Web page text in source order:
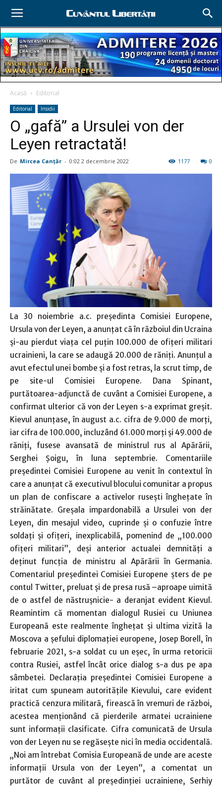
Acasă Editorial
Editorial Insidii
O „gafă” a Ursulei von der
Leyen retractată!
De Mircea Canţăr - 0:02 2 decembrie 2022 0
1177
La 30 noiembrie a.c. preşedinta Comisiei Europene,
Ursula von der Leyen, a anunţat că în războiul din Ucraina
şi-au pierdut viaţa cel puţin 100.000 de ofiţeri militari
ucrainieni, la care se adaugă 20.000 de răniţi. Anunţul a
avut efectul unei bombe şi a fost retras, la scrut timp, de
pe site-ul Comisiei Europene. Dana Spinant,
purtătoarea-adjunctă de cuvânt a Comisiei Europene, a
confirmat ulterior că von der Leyen s-a exprimat greşit.
Kievul anunţase, în august a.c. cifra de 9.000 de morţi,
iar cifra de 100.000, incluzând 61.000 morţi şi 49.000 de
răniţi, fusese avansată de ministrul rus al Apărării,
Serghei Şoigu, în luna septembrie. Comentariile
preşedintei Comisiei Europene au venit în contextul în
care a anunţat că executivul blocului comunitar a propus
un plan de confiscare a activelor ruseşti îngheţate în
străinătate. Greşala impardonabilă a Ursulei von der
Leyen, din mesajul video, cuprinde şi o confuzie între
soldaţi şi ofiţeri, inexplicabilă, pomenind de „100.000
ofiţeri militari”, deşi anterior actualei demnităţi a
deţinut funcţia de ministru al Apărării în Germania.
Comentariul preşedintei Comisiei Europene şters de pe
contul Twitter, preluat şi de presa rusă –aproape uimită
de o astfel de năstruşnicie- a deranjat evident Kievul.
Reamintim că momentan dialogul Rusiei cu Uniunea
Europeană este realmente îngheţat şi ultima vizită la
Moscova a şefului diplomaţiei europene, Josep Borell, în
februarie 2021, s-a soldat cu un eşec, în urma retoricii
contra Rusiei, astfel încât orice dialog s-a dus pe apa
sâmbetei. Declaraţia preşedintei Comisiei Europene a
iritat cum spuneam autorităţile Kievului, care evident
practică cenzura militară, firească în vremuri de război,
acestea menţionând că pierderile armatei ucrainiene
sunt informaţii clasificate. Cifra comunicată de Ursula
von der Leyen nu se regăseşte nici în media occidentală.
„Noi am întrebat Comisia Europeană de unde are aceste
informaţii Ursula von der Leyen”, a comentat un
purtător de cuvânt al preşedinţiei ucrainiene, Serhiy